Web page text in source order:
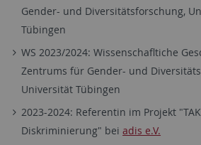
Gender- und Diversitätsforschung,
WS 2023/2024: Wissenschafltiche
Zentrums für Gender- und
Universität Tübingen
2023-2024: Referentin im Projekt
Diskriminierung" beiadis e.V.